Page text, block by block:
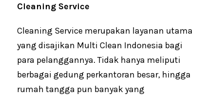
Cleaning Service
Cleaning Service merupakan layanan utama
yang disajikan Multi Clean Indonesia bagi
para pelanggannya. Tidak hanya meliputi
berbagai gedung perkantoran besar, hingga
rumah tangga pun banyak yang